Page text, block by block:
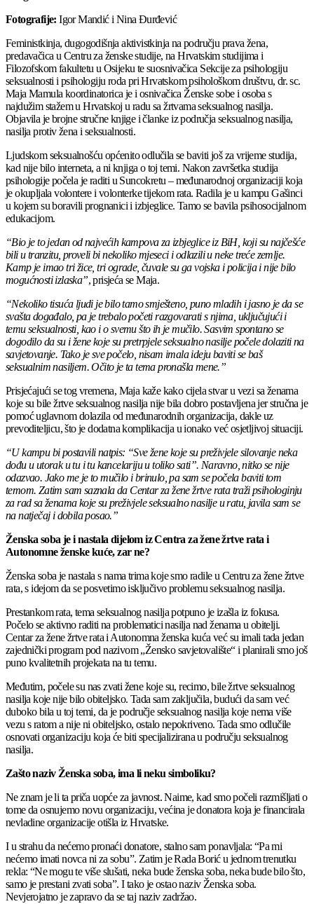
Fotografije: Igor Mandić i Nina Đurđević
Feministkinja, dugogodišnja aktivistkinja na području prava žena,
predavačica u Centru za ženske studije, na Hrvatskim studijima i
Filozofskom fakultetu u Osijeku te suosnivačica Sekcije za psihologiju
seksualnosti i psihologiju roda pri Hrvatskom psihološkom društvu, dr. sc.
Maja Mamula koordinatorica je i osnivačica Ženske sobe i osoba s
najdužim stažem u Hrvatskoj u radu sa žrtvama seksualnog nasilja.
Objavila je brojne stručne knjige i članke iz područja seksualnog nasilja,
nasilja protiv žena i seksualnosti.
Ljudskom seksualnošću općenito odlučila se baviti još za vrijeme studija,
kad nije bilo interneta, a ni knjiga o toj temi. Nakon završetka studija
psihologije počela je raditi u Suncokretu – međunarodnoj organizaciji koja
je okupljala volontere i volonterke tijekom rata. Radila je u kampu Gašinci
u kojem su boravili prognanici i izbjeglice. Tamo se bavila psihosocijalnom
edukacijom.
“Bio je to jedan od najvećih kampova za izbjeglice iz BiH, koji su najčešće
bili u tranzitu, proveli bi nekoliko mjeseci i odlazili u neke treće zemlje.
Kamp je imao tri žice, tri ograde, čuvale su ga vojska i policija i nije bilo
mogućnosti izlaska”, prisjeća se Maja.
“Nekoliko tisuća ljudi je bilo tamo smješteno, puno mladih i jasno je da se
svašta događalo, pa je trebalo početi razgovarati s njima, uključujući i
temu seksualnosti, kao i o svemu što ih je mučilo. Sasvim spontano se
dogodilo da su i žene koje su pretrpjele seksualno nasilje počele dolaziti na
savjetovanje. Tako je sve počelo, nisam imala ideju baviti se baš
seksualnim nasiljem. Očito je ta tema pronašla mene.”
Prisjećajući se tog vremena, Maja kaže kako cijela stvar u vezi sa ženama
koje su bile žrtve seksualnog nasilja nije bila dobro postavljena jer stručna je
pomoć uglavnom dolazila od međunarodnih organizacija, dakle uz
prevoditeljicu, što je dodatna komplikacija u ionako već osjetljivoj situaciji.
“U kampu bi postavili natpis: “Sve žene koje su preživjele silovanje neka
dođu u utorak u tu i tu kancelariju u toliko sati”. Naravno, nitko se nije
odazvao. Jako me je to mučilo i brinulo, pa sam se počela baviti tom
temom. Zatim sam saznala da Centar za žene žrtve rata traži psihologinju
za rad sa ženama koje su preživjele seksualno nasilje u ratu, javila sam se
na natječaj i dobila posao.”
Ženska soba je i nastala dijelom iz Centra za žene žrtve rata i
Autonomne ženske kuće, zar ne?
Ženska soba je nastala s nama trima koje smo radile u Centru za žene žrtve
rata, s idejom da se posvetimo isključivo problemu seksualnog nasilja.
Prestankom rata, tema seksualnog nasilja potpuno je izašla iz fokusa.
Počelo se aktivno raditi na problematici nasilja nad ženama u obitelji.
Centar za žene žrtve rata i Autonomna ženska kuća već su imali tada jedan
zajednički program pod nazivom „Žensko savjetovalište“ i planirali smo još
puno kvalitetnih projekata na tu temu.
Međutim, počele su nas zvati žene koje su, recimo, bile žrtve seksualnog
nasilja koje nije bilo obiteljsko. Tada sam zaključila, budući da sam već
duboko bila u toj temi, da je područje seksualnog nasilja koje nema više
vezu s ratom a nije ni obiteljsko, ostalo nepokriveno. Tada smo odlučile
osnovati organizaciju koja će biti specijalizirana u području seksualnog
nasilja.
Zašto naziv Ženska soba, ima li neku simboliku?
Ne znam je li ta priča uopće za javnost. Naime, kad smo počeli razmišljati o
tome da osnujemo novu organizaciju, većina je donatora koja je financirala
nevladine organizacije otišla iz Hrvatske.
I u strahu da nećemo pronaći donatore, stalno sam ponavljala: “Pa mi
nećemo imati novca ni za sobu”. Zatim je Rada Borić u jednom trenutku
rekla: “Ne mogu te više slušati, neka bude ženska soba, neka bude bilo što,
samo je prestani zvati soba”. I tako je ostao naziv Ženska soba.
Nevjerojatno je zapravo da se taj naziv zadržao.